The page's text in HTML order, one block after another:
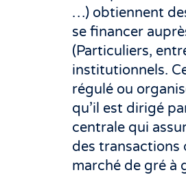
…) obtiennent
se financer
(Particuliers,
institutionnels.
régulé ou
qu’il est dirigé
centrale qui
des transactions
marché de gré à